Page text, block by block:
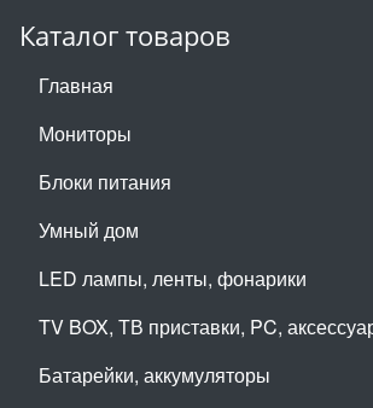
Каталог товаров
Главная
Мониторы
Блоки питания
Умный дом
LED лампы, ленты, фонарики
TV BOX, ТВ приставки, PC,
Батарейки, аккумуляторы